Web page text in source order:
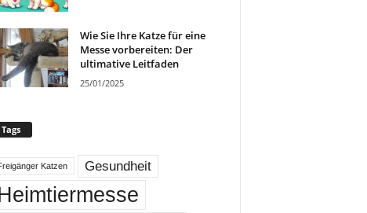
Wie Sie Ihre Katze für eine
Messe vorbereiten: Der
ultimative Leitfaden
25/01/2025
Tags
Katzen Gesundheit